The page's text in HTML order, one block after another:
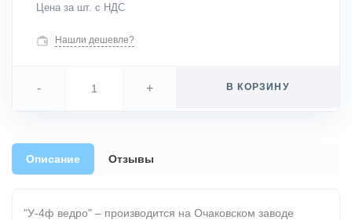
Цена за шт. с НДС
Нашли дешевле?
- + В КОРЗИНУ
Описание Отзывы
"У-4ф ведро" – производится на Очаковском заводе